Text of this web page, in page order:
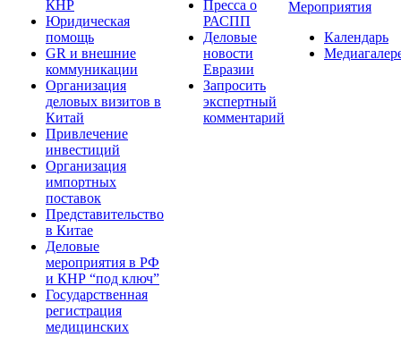
КНР
Юридическая
помощь
GR и внешние
коммуникации
Организация
деловых визитов в
Китай
Привлечение
инвестиций
Организация
импортных
поставок
Представительство
в Китае
Деловые
мероприятия в РФ
и КНР “под ключ”
Государственная
регистрация
медицинских
Пресса о
РАСПП
Деловые
новости
Евразии
Запросить
экспертный
комментарий
Мероприятия
Календарь